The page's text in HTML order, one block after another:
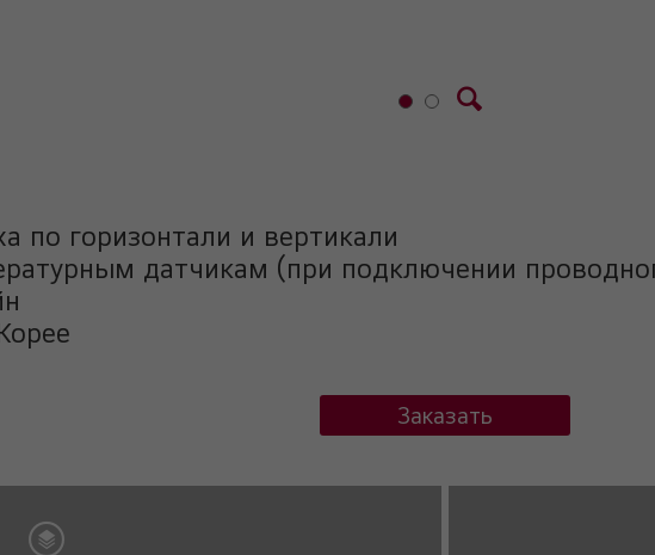
по горизонтали и вертикали
датчикам (при подключении
Заказать